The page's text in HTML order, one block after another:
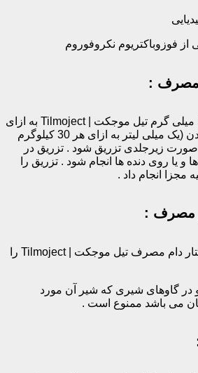
فوزوباکتریوم نکروفوروم
مصرف :
10 میلی گرم تیل موجکت | Tilmoject به ازای
هر کیلوگرم وزن بدن (یک میلی لیتر به ازای هر 30 کیلوگرم
زیرجلدی تزریق شود . تزریق در
و یا روی دنده ها انجام شود . تزریق را
مجزا انجام داد .‌
مصرف :
28 روز قبل از کشتار دام مصرف تیل موجکت | Tilmoject را
در گاوهای شیری که شیر آن مورد
می باشد ممنوع است .‌